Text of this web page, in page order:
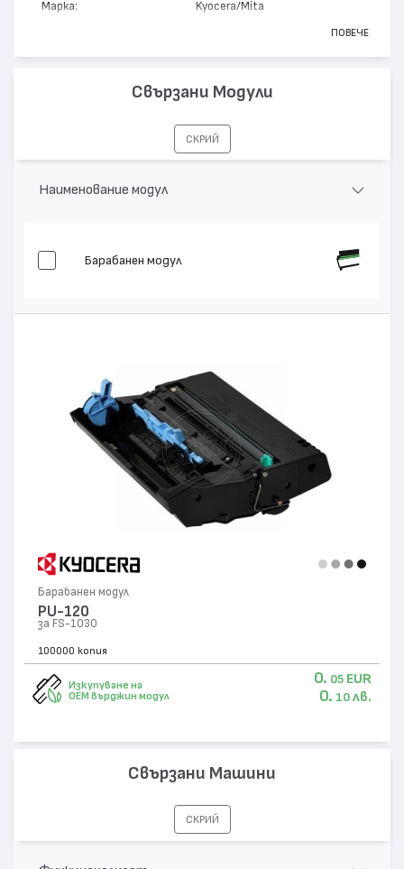
Марка: Kyocera/Mita
Цвят: Монохромен
7200
ПОВЕЧЕ
Свързани Модули
СКРИЙ
Наименование модул
Барабанен модул
Барабанен модул
PU-120
за FS-1030
100000 копия
Изкупуване на
OEM върджин модул
0. 05 EUR
0. 10 лв.
Свързани Машини
СКРИЙ